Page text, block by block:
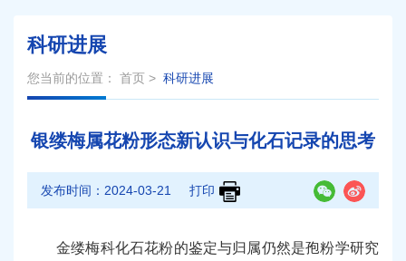
科研进展
您当前的位置： 首页 > 科研进展
银缕梅属花粉形态新认识与化石记录的思考
发布时间： 2024-03-21 打印
金缕梅科化石花粉的鉴定与归属仍然是孢粉学研究